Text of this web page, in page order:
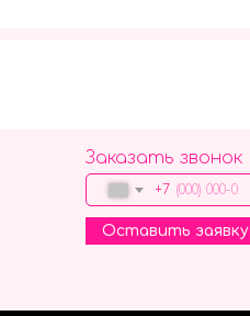
Заказать звонок
+7
Оставить заявку